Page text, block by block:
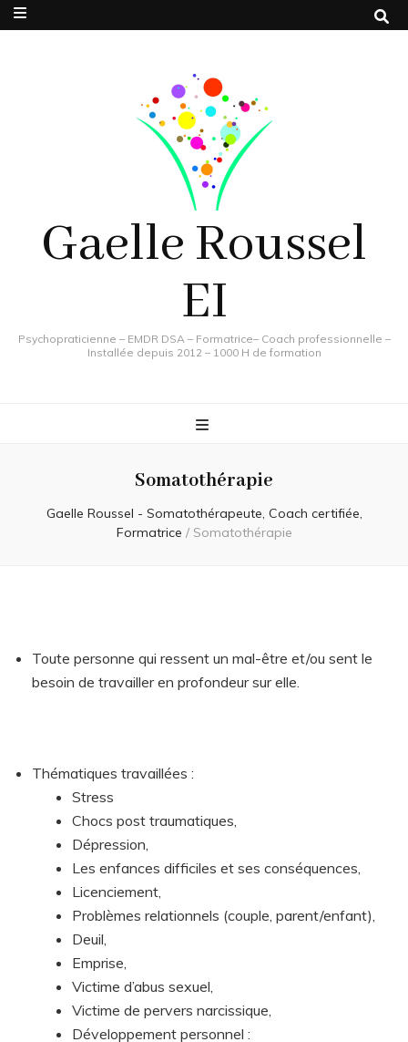
Gaelle Roussel
EI
Psychopraticienne – EMDR DSA – Formatrice– Coach professionnelle –
Installée depuis 2012 – 1000 H de formation
Somatothérapie
Gaelle Roussel - Somatothérapeute, Coach certifiée,
Formatrice / Somatothérapie
Toute personne qui ressent un mal-être et/ou sent le
besoin de travailler en profondeur sur elle.
Thématiques travaillées :
Stress
Chocs post traumatiques,
Dépression,
Les enfances difficiles et ses conséquences,
Licenciement,
Problèmes relationnels (couple, parent/enfant),
Deuil,
Emprise,
Victime d’abus sexuel,
Victime de pervers narcissique,
Développement personnel :